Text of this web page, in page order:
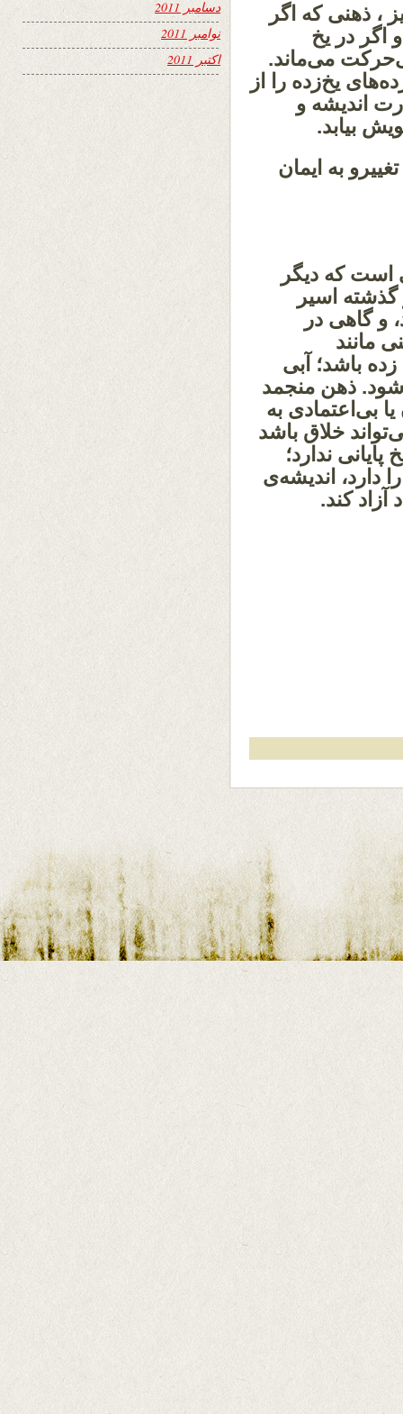
، ذهنی که اگر
اگر در یخ
می‌ماند.
یخ‌زده را از
اندیشه و
بیابد.
به ایمان
که دیگر
اسیر
و گاهی در
مانند
باشد؛ آبی
ذهن منجمد
بی‌اعتمادی به
خلاق باشد
ندارد؛
دارد، اندیشه‌ی
کند.
دسامبر 2011
نوامبر 2011
اکتبر 2011